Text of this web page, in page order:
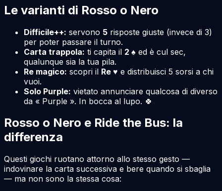
Le varianti di Rosso o Nero
Difficile++: servono 5 risposte giuste (invece di 3)
per poter passare il turno.
Carta trappola: ti capita il 2 ♠ ed è cul sec,
qualunque sia la tua pila.
Re magico: scopri il Re ♥ e distribuisci 5 sorsi a chi
vuoi.
Solo Purple: vietato annunciare qualcosa di diverso
da « Purple ». In bocca al lupo. 🍀
Rosso o Nero e Ride the Bus: la
differenza
Questi giochi ruotano attorno allo stesso gesto —
indovinare la carta successiva e bere quando si sbaglia
— ma non sono la stessa cosa: